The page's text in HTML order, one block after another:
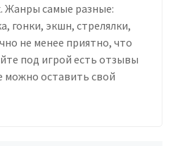
Жанры самые разные:
гонки, экшн, стрелялки,
не менее приятно, что
под игрой есть отзывы
можно оставить свой